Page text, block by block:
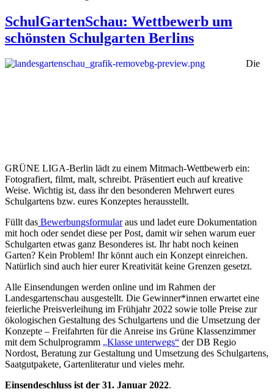
SchulGartenSchau: Wettbewerb um
schönsten Schulgarten Berlins
Die
GRÜNE LIGA-Berlin lädt zu einem Mitmach-Wettbewerb ein:
Fotografiert, filmt, malt, schreibt. Präsentiert euch auf kreative
Weise. Wichtig ist, dass ihr den besonderen Mehrwert eures
Schulgartens bzw. eures Konzeptes herausstellt.
Füllt das Bewerbungsformularaus und ladet eure Dokumentation
mit hoch oder sendet diese per Post, damit wir sehen warum euer
Schulgarten etwas ganz Besonderes ist. Ihr habt noch keinen
Garten? Kein Problem! Ihr könnt auch ein Konzept einreichen.
Natürlich sind auch hier eurer Kreativität keine Grenzen gesetzt.
Alle Einsendungen werden online und im Rahmen der
Landesgartenschau ausgestellt. Die Gewinner*innen erwartet eine
feierliche Preisverleihung im Frühjahr 2022 sowie tolle Preise zur
ökologischen Gestaltung des Schulgartens und die Umsetzung der
Konzepte – Freifahrten für die Anreise ins Grüne Klassenzimmer
mit dem Schulprogramm „Klasse unterwegs“ der DB Regio
Nordost, Beratung zur Gestaltung und Umsetzung des Schulgartens,
Saatgutpakete, Gartenliteratur und vieles mehr.
Einsendeschluss ist der 31. Januar 2022.